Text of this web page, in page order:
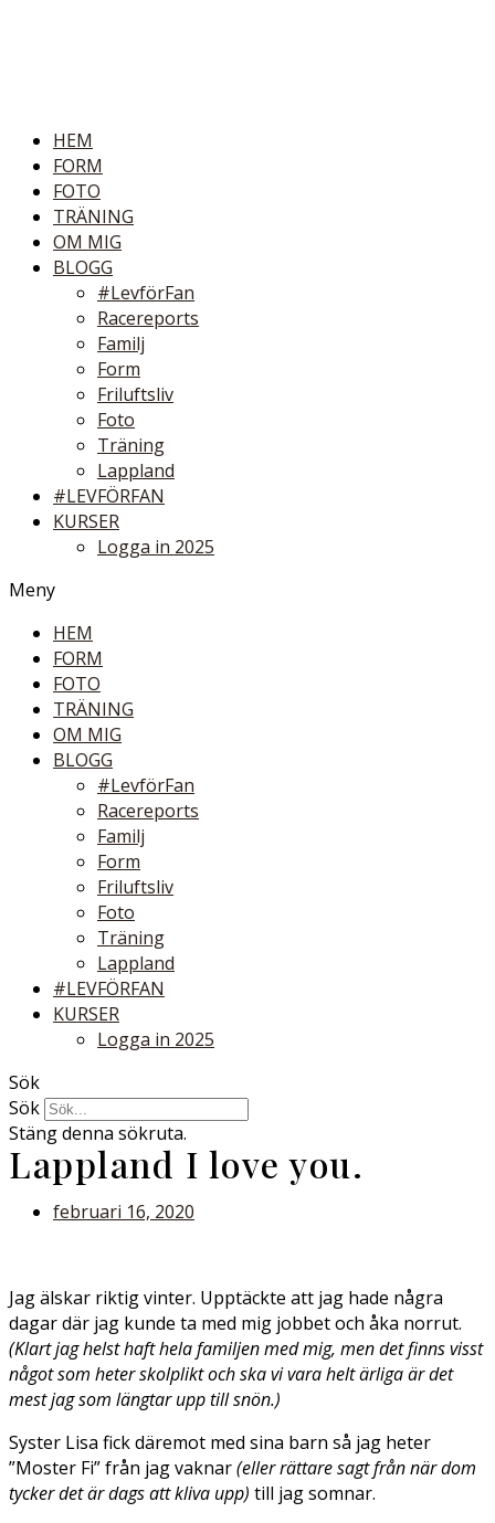
HEM
FORM
FOTO
TRÄNING
OM MIG
BLOGG
#LevförFan
Racereports
Familj
Form
Friluftsliv
Foto
Träning
Lappland
#LEVFÖRFAN
KURSER
Logga in 2025
Meny
HEM
FORM
FOTO
TRÄNING
OM MIG
BLOGG
#LevförFan
Racereports
Familj
Form
Friluftsliv
Foto
Träning
Lappland
#LEVFÖRFAN
KURSER
Logga in 2025
Sök
Sök
Stäng denna sökruta.
Lappland I love you.
februari 16, 2020
Jag älskar riktig vinter. Upptäckte att jag hade några
dagar där jag kunde ta med mig jobbet och åka norrut.
(Klart jag helst haft hela familjen med mig, men det finns visst
något som heter skolplikt och ska vi vara helt ärliga är det
mest jag som längtar upp till snön.)
Syster Lisa fick däremot med sina barn så jag heter
”Moster Fi” från jag vaknar(eller rättare sagt från när dom
tycker det är dags att kliva upp) till jag somnar.